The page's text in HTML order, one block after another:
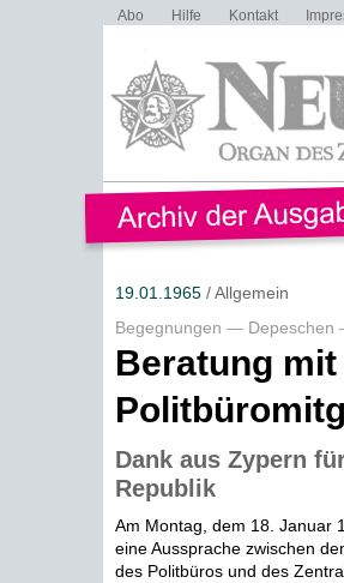
Abo Hilfe Kontakt
19.01.1965/ Allgemein
Begegnungen — Depeschen
Beratung mit
Dank aus Zypern
Republik
Am Montag, dem 18. Januar
eine Aussprache zwischen
des Politbüros und des